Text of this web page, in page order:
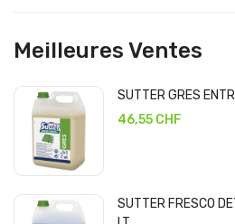
Meilleures Ventes
SUTTER GRES
46,55 CHF
SUTTER FRESCO